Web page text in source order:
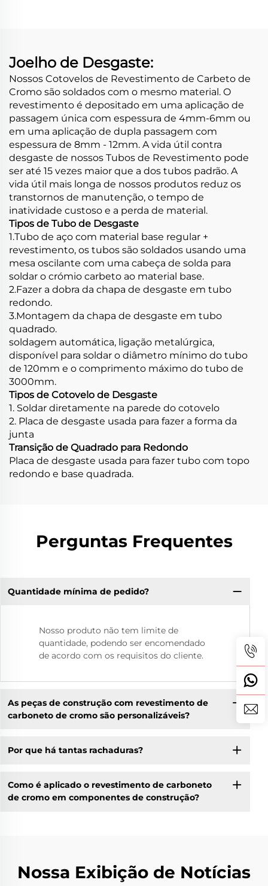
Joelho de Desgaste:
Nossos Cotovelos de Revestimento de Carbeto de
Cromo são soldados com o mesmo material. O
revestimento é depositado em uma aplicação de
passagem única com espessura de 4mm-6mm ou
em uma aplicação de dupla passagem com
espessura de 8mm - 12mm. A vida útil contra
desgaste de nossos Tubos de Revestimento pode
ser até 15 vezes maior que a dos tubos padrão. A
vida útil mais longa de nossos produtos reduz os
transtornos de manutenção, o tempo de
inatividade custoso e a perda de material.
Tipos de Tubo de Desgaste
1.Tubo de aço com material base regular +
revestimento, os tubos são soldados usando uma
mesa oscilante com uma cabeça de solda para
soldar o crómio carbeto ao material base.
2.Fazer a dobra da chapa de desgaste em tubo
redondo.
3.Montagem da chapa de desgaste em tubo
quadrado.
soldagem automática, ligação metalúrgica,
disponível para soldar o diâmetro mínimo do tubo
de 120mm e o comprimento máximo do tubo de
3000mm.
Tipos de Cotovelo de Desgaste
1. Soldar diretamente na parede do cotovelo
2. Placa de desgaste usada para fazer a forma da
junta
Transição de Quadrado para Redondo
Placa de desgaste usada para fazer tubo com topo
redondo e base quadrada.
Perguntas Frequentes
Quantidade mínima de pedido?
Nosso produto não tem limite de
quantidade, podendo ser encomendado
de acordo com os requisitos do cliente.
As peças de construção com revestimento de
carboneto de cromo são personalizáveis?
Por que há tantas rachaduras?
Como é aplicado o revestimento de carboneto
de cromo em componentes de construção?
Nossa Exibição de Notícias